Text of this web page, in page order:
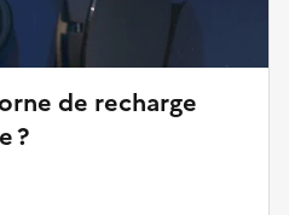
de recharge
?